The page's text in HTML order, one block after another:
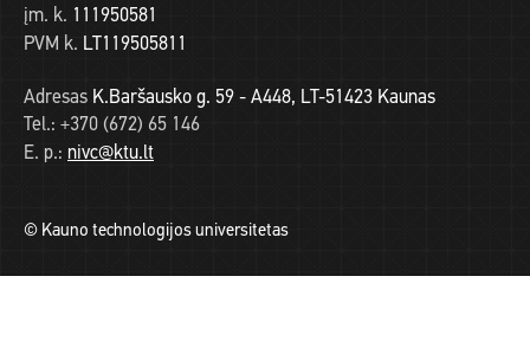
įm. k. 111950581
PVM k. LT119505811
Adresas K.Baršausko g. 59 - A448, LT-51423 Kaunas
Tel.: +370 (672) 65 146
E. p.: nivc@ktu.lt
© Kauno technologijos universitetas